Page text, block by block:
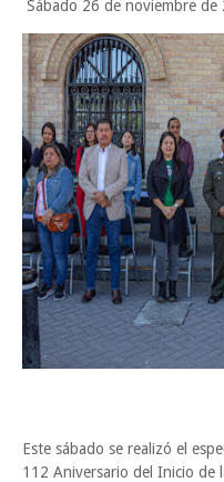
Sábado 26 de noviembre de
Este sábado se realizó el
112 Aniversario del Inicio de